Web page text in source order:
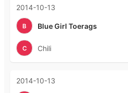
2014-10-13
B Blue Girl Toerags
C Chili
2014-10-13